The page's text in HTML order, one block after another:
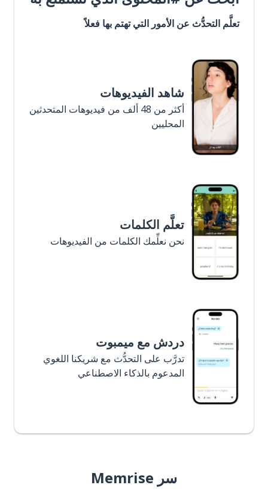
تعلَّم التحدُّث عن الأمور التي تهتم بها فعلاً
شاهد الفيديوهات
أكثر من 48 ألف من فيديوهات المتحدثين
المحليين
تعلَّم الكلمات
نحن نعلِّمك الكلمات من الفيديوهات
دردش مع ميمبوت
تدرَّب على التحدُّث مع شريكنا اللغوي
المدعوم بالذكاء الاصطناعي
سر Memrise